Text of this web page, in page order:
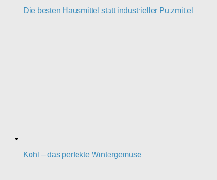
Die besten Hausmittel statt industrieller Putzmittel
Kohl – das perfekte Wintergemüse